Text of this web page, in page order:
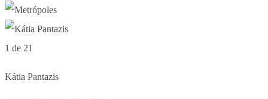
1 de 21
Kátia Pantazis